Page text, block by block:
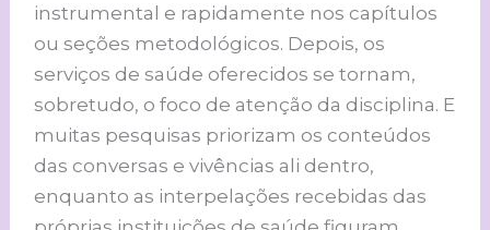
instrumental e rapidamente nos capítulos
ou seções metodológicos. Depois, os
serviços de saúde oferecidos se tornam,
sobretudo, o foco de atenção da disciplina. E
muitas pesquisas priorizam os conteúdos
das conversas e vivências ali dentro,
enquanto as interpelações recebidas das